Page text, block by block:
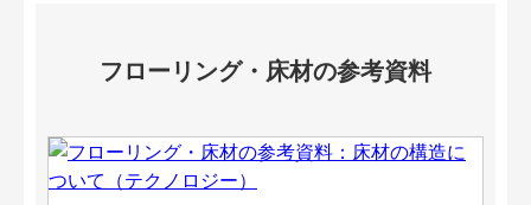
フローリング・床材の参考資料